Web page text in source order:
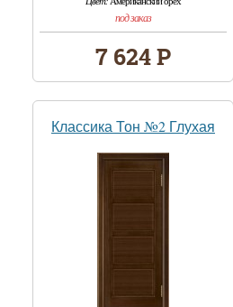
под заказ
7 624 Р
Классика Тон №2 Глухая